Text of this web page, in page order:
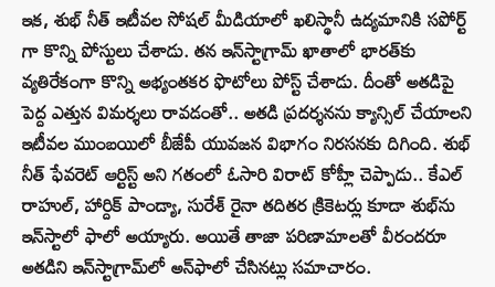
ఇక, శుభ్‌ నీత్ ఇటీవల సోషల్ మీడియాలో ఖలిస్థానీ ఉద్యమానికి సపోర్ట్
గా కొన్ని పోస్టులు చేశాడు. తన ఇన్‌స్టాగ్రామ్‌ ఖాతాలో భారత్‌కు
వ్యతిరేకంగా కొన్ని అభ్యంతకర ఫొటోలు పోస్ట్ చేశాడు. దీంతో అతడిపై
పెద్ద ఎత్తున విమర్శలు రావడంతో.. అతడి ప్రదర్శనను క్యాన్సిల్ చేయాలని
ఇటీవల ముంబయిలో బీజేపీ యువజన విభాగం నిరసనకు దిగింది. శుభ్‌
నీత్ ఫేవరెట్‌ ఆర్టిస్ట్‌ అని గతంలో ఓసారి విరాట్ కోహ్లీ చెప్పాడు.. కేఎల్
రాహుల్‌, హార్దిక్‌ పాండ్యా, సురేశ్ రైనా తదితర క్రికెటర్లు కూడా శుభ్‌ను
ఇన్‌స్టాలో ఫాలో అయ్యారు. అయితే తాజా పరిణామాలతో వీరందరూ
అతడిని ఇన్‌స్టాగ్రామ్‌లో అన్‌ఫాలో చేసినట్లు సమాచారం.